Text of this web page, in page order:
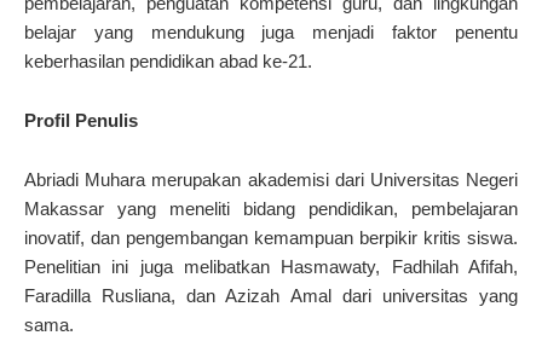
belajar yang mendukung juga menjadi faktor penentu
keberhasilan pendidikan abad ke-21.
Profil Penulis
Abriadi Muhara merupakan akademisi dari Universitas Negeri
Makassar yang meneliti bidang pendidikan, pembelajaran
inovatif, dan pengembangan kemampuan berpikir kritis siswa.
Penelitian ini juga melibatkan Hasmawaty, Fadhilah Afifah,
Faradilla Rusliana, dan Azizah Amal dari universitas yang
sama.